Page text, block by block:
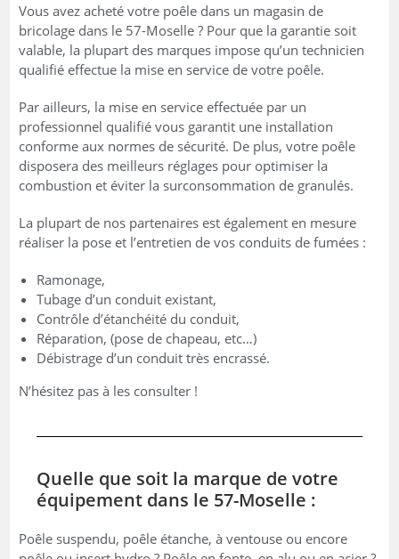
Vous avez acheté votre poêle dans un magasin de
bricolage dans le 57-Moselle ? Pour que la garantie soit
valable, la plupart des marques impose qu’un technicien
qualifié effectue la mise en service de votre poêle.
Par ailleurs, la mise en service effectuée par un
professionnel qualifié vous garantit une installation
conforme aux normes de sécurité. De plus, votre poêle
disposera des meilleurs réglages pour optimiser la
combustion et éviter la surconsommation de granulés.
La plupart de nos partenaires est également en mesure
réaliser la pose et l’entretien de vos conduits de fumées :
Ramonage,
Tubage d’un conduit existant,
Contrôle d’étanchéité du conduit,
Réparation, (pose de chapeau, etc…)
Débistrage d’un conduit très encrassé.
N’hésitez pas à les consulter !
Quelle que soit la marque de votre
équipement dans le 57-Moselle :
Poêle suspendu, poêle étanche, à ventouse ou encore